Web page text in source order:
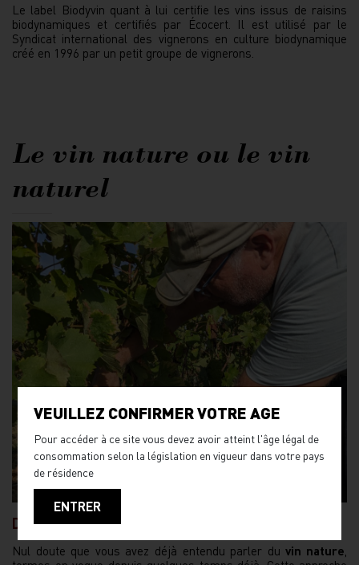
Le label Biodyvin quant à lui certifie les vins issus de raisins
biodynamiques et certifiés par Écocert. Il est utilisé par le
Syndicat international des vignerons en culture biodynamique
créé en 1996 par un petit groupe de vignerons.
Le vin nature ou le vin
naturel
Définition d’un vin nature
Nul doute que vous avez déjà entendu parler duvin nature,
VEUILLEZ CONFIRMER VOTRE AGE
Pour accéder à ce site vous devez avoir atteint l'âge légal de
consommation selon la législation en vigueur dans votre pays
de résidence
ENTRER